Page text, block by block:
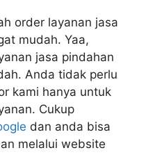
order layanan jasa
mudah. Yaa,
jasa pindahan
Anda tidak perlu
kami hanya untuk
Cukup
dan anda bisa
melalui website